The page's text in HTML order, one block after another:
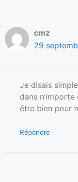
cmz
29
Je disais
dans
être bien pour
Répondre